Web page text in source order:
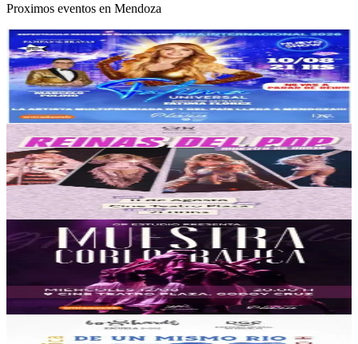
Proximos eventos en Mendoza
Cine Teatro Plaza
Fatima Universal
10/08/2026, 21:00 hsLun., 10 ago.,21:00 hs
36
4
Cine Teatro Plaza
Reinas del Pop - Muestra de Danza
11/08/2026 , 21:00 hsMar., 11 ago.,21:00 hs
0
Cine Teatro Plaza
GP Estudio - Muestra Coreografica
12/08/2026, 20:00 hsMié., 12 ago.,20:00 hs
Espacio Cultural Julio Le Parc